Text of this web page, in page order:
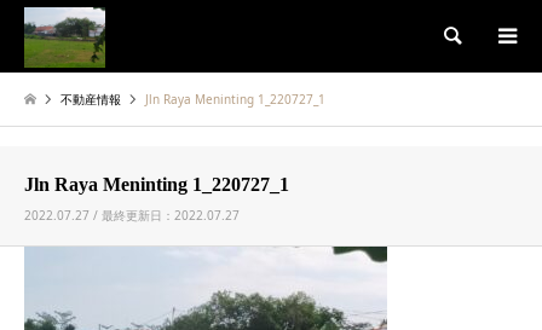
検索
不動産情報 Jln Raya Meninting 1_220727_1
Jln Raya Meninting 1_220727_1
2022.07.27 / 最終更新日：2022.07.27